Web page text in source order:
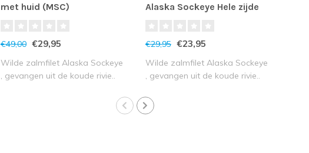
met huid (MSC)
€49,00 €29,95
Wilde zalmfilet Alaska Sockeye
, gevangen uit de koude rivie..
Alaska Sockeye Hele zijde
€29,95 €23,95
Wilde zalmfilet Alaska Sockeye
, gevangen uit de koude rivie..